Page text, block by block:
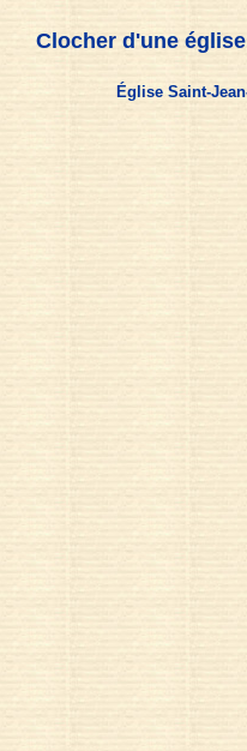
Clocher d'une
Église Saint-